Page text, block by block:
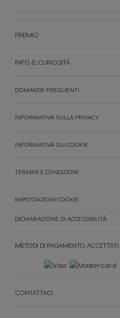
PREMIO
INFO & CURIOSITÀ
METODI DI PAGAMENTO ACCETTATI
CONTATTACI
DOMANDE FREQUENTI
INFORMATIVA SULLA PRIVACY
INFORMATIVA SUI COOKIE
TERMINI E CONDIZIONI
IMPOSTAZIONI COOKIE
DICHIARAZIONE DI ACCESSIBILITÀ